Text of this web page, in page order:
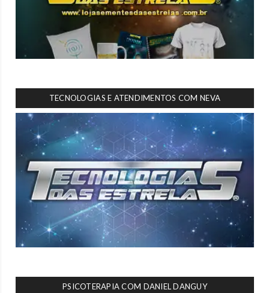
TECNOLOGIAS E ATENDIMENTOS COM NEVA
PSICOTERAPIA COM DANIEL DANGUY